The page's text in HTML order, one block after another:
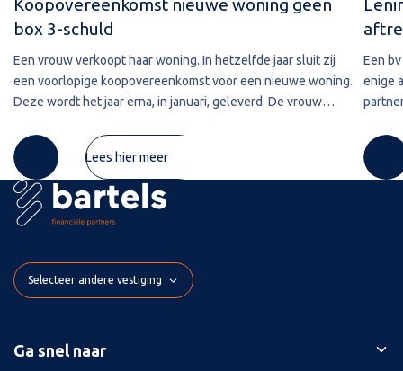
Koopovereenkomst nieuwe woning geen
box 3-schuld
Een vrouw verkoopt haar woning. In hetzelfde jaar sluit zij
een voorlopige koopovereenkomst voor een nieuwe woning.
Deze wordt het jaar erna, in januari, geleverd. De vrouw
derdengeldrekening van
Lees hier meer
Een
enige
Selecteer andere vestiging
Ga snel naar